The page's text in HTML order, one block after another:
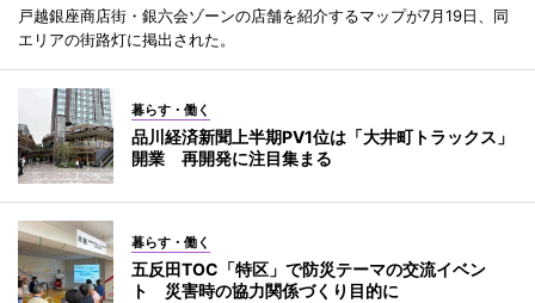
戸越銀座商店街・銀六会ゾーンの店舗を紹介するマップが7月19日、同
エリアの街路灯に掲出された。
暮らす・働く
品川経済新聞上半期PV1位は「大井町トラックス」
開業 再開発に注目集まる
暮らす・働く
五反田TOC「特区」で防災テーマの交流イベン
ト 災害時の協力関係づくり目的に